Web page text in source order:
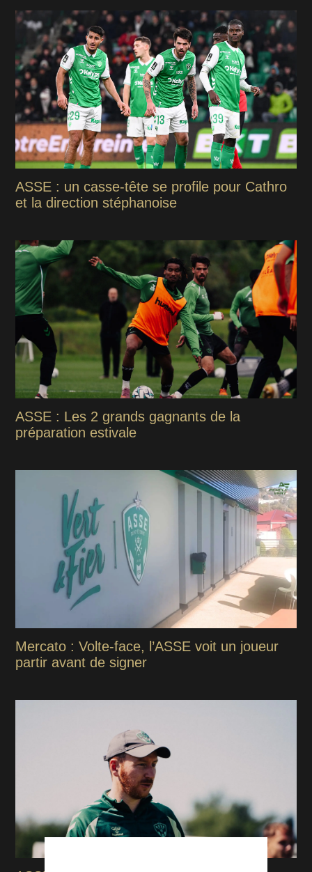
ASSE : un casse-tête se profile pour Cathro
et la direction stéphanoise
ASSE : Les 2 grands gagnants de la
préparation estivale
Mercato : Volte-face, l’ASSE voit un joueur
partir avant de signer